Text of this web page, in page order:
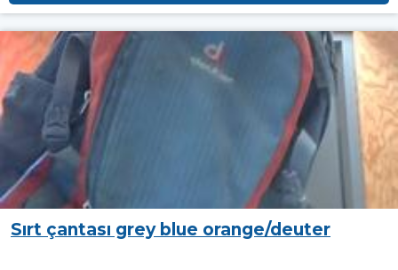
Sırt çantası grey blue orange/deuter